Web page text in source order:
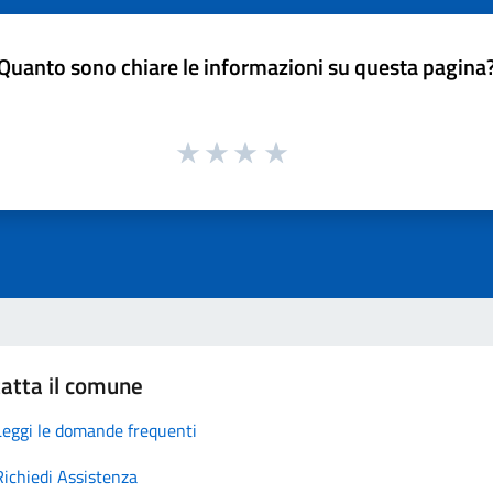
sono chiare le informazioni su questa
il comune
le domande frequenti
Assistenza